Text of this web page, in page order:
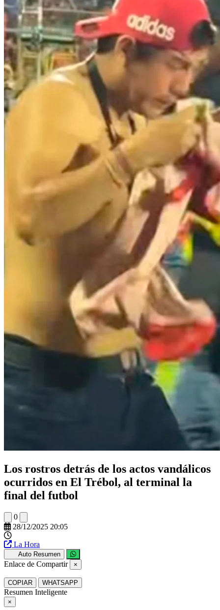
Los rostros detrás de los actos vandálicos
ocurridos en El Trébol, al terminal la
final del futbol
0
28/12/2025 20:05
La Hora
Auto Resumen
Enlace de Compartir ×
COPIAR WHATSAPP
Resumen Inteligente
×